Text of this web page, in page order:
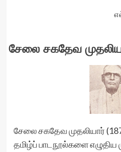
சேலை சகதேவ
சேலை சகதேவ முதலியார்
தமிழ்ப் பாடநூல்களை